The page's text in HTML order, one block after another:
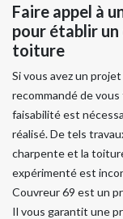
Faire appel à
pour établir un
toiture
Si vous avez un
recommandé de
faisabilité est
réalisé. De tels
charpente et la
expérimenté est
Couvreur 69 est un
Il vous garantit une